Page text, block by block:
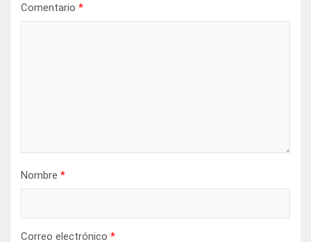
Comentario *
Nombre *
Correo electrónico *